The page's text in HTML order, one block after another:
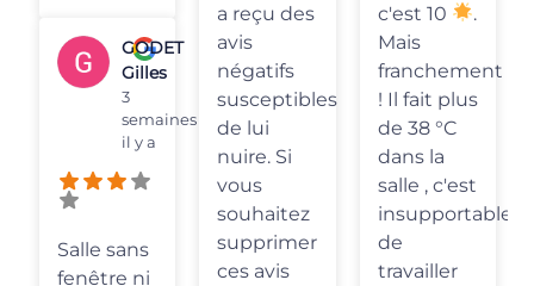
GODET
Gilles
3
semaines
il y a
Salle sans
fenêtre ni
a reçu des
avis
négatifs
susceptibles
de lui
nuire. Si
vous
souhaitez
supprimer
ces avis
c'est 10
.
Mais
franchement
! Il fait plus
de 38 °C
dans la
salle , c'est
insupportable
de
travailler